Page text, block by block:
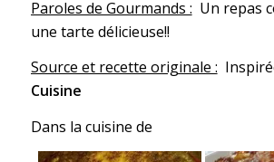
Paroles de Gourmands : Un repas
une tarte délicieuse!!
Source et recette originale :
Cuisine
Dans la cuisine de